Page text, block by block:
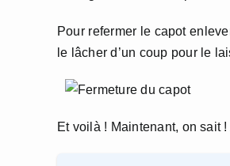
Pour refermer le capot
le lâcher d’un coup pour le
Et voilà ! Maintenant, on sait